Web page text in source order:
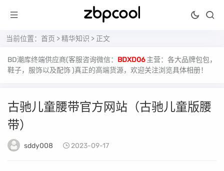
当前位置： 首页 >精华知识 > 正文
BD潮库终端供应商(客服咨询微信： BDXD06 主营：各大品牌包包，
鞋子，服饰以及配饰 )真正的高端货源，欢迎关注浏览具体相册！
古驰儿童腰带官方网站（古驰儿童版腰
带）
sddy008 2023-09-17